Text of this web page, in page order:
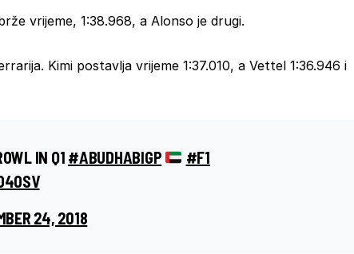
vrijeme, 1:38.968, a Alonso je drugi.
Kimi postavlja vrijeme 1:37.010, a Vettel 1:36.946 i
IN Q1 #ABUDHABIGP
#F1
24, 2018